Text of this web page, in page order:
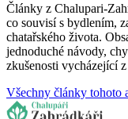
Články z Chalupari-
co souvisí s bydlením,
chatařského života.
jednoduché návody,
zkušenosti vycházející
Všechny články tohoto